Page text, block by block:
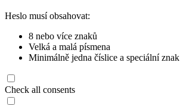
Heslo musí obsahovat:
8 nebo více znaků
Velká a malá písmena
Minimálně jedna číslice a speciální znak
Check all consents